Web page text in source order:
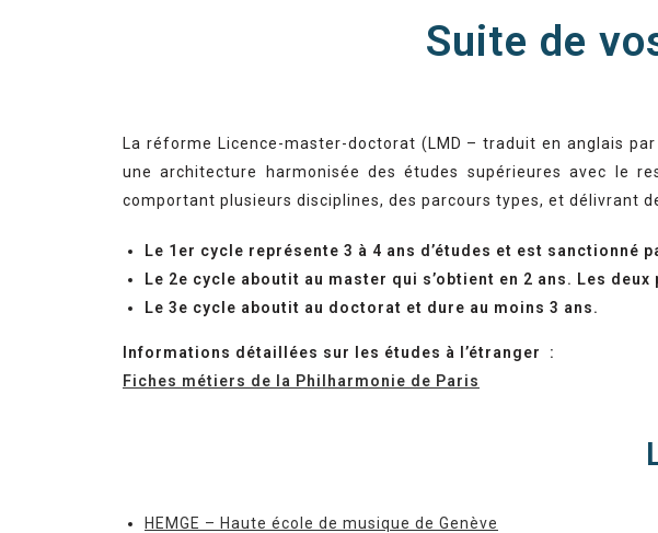
Suite de
La réforme Licence-master-doctorat (LMD – traduit en anglais
une architecture harmonisée des études supérieures avec le
comportant plusieurs disciplines, des parcours types, et délivrant
Le 1er cycle représente 3 à 4 ans d’études et est sanctionné
Le 2e cycle aboutit au master qui s’obtient en 2 ans. Les
Le 3e cycle aboutit au doctorat et dure au moins 3 ans.
Informations détaillées sur les études à l’étranger :
Fiches métiers de la Philharmonie de Paris
HEMGE – Haute école de musique de Genève